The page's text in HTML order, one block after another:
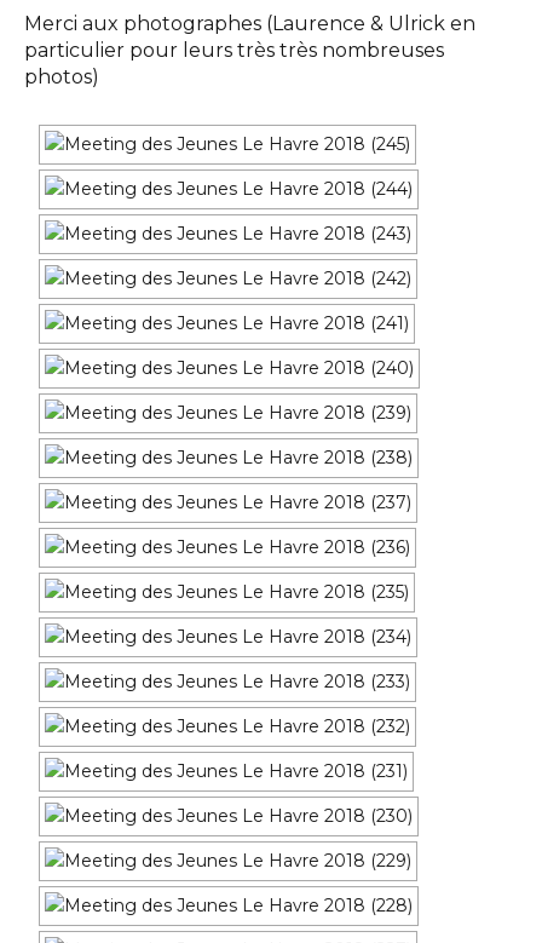
Merci aux photographes (Laurence & Ulrick en
particulier pour leurs très très nombreuses
photos)